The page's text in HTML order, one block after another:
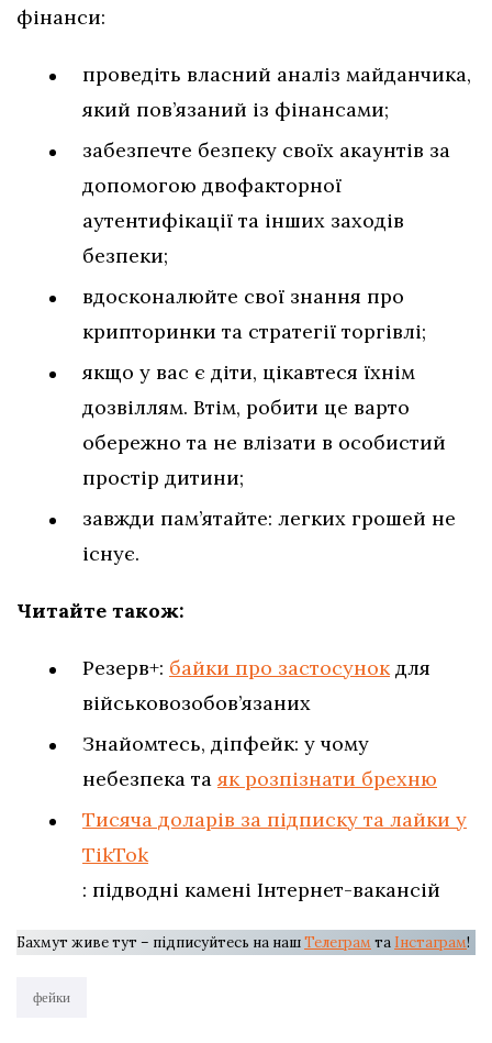
фінанси:
проведіть власний аналіз майданчика,
який пов’язаний із фінансами;
забезпечте безпеку своїх акаунтів за
допомогою двофакторної
аутентифікації та інших заходів
безпеки;
вдосконалюйте свої знання про
крипторинки та стратегії торгівлі;
якщо у вас є діти, цікавтеся їхнім
дозвіллям. Втім, робити це варто
обережно та не влізати в особистий
простір дитини;
завжди пам’ятайте: легких грошей не
існує.
Читайте також:
Резерв+: байки про застосунокдля
військовозобов’язаних
Знайомтесь, діпфейк: у чому
небезпека таяк розпізнати брехню
Тисяча доларів за підписку та лайки у
TikTok
: підводні камені Інтернет-вакансій
Бахмут живе тут – підписуйтесь на нашТелеграм та Інстаграм!
фейки